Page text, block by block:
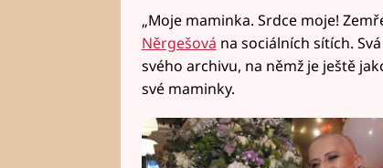
„Moje maminka. Srdce moje!
Něrgešová na sociálních sítích.
svého archivu, na němž je ještě
své maminky.